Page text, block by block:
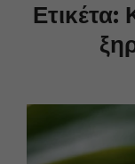
Ετικέτα: